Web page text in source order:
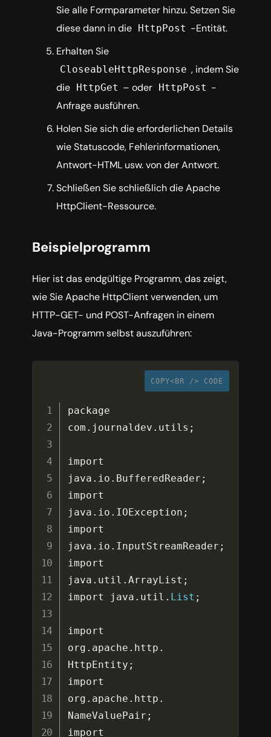
Sie alle Formparameter hinzu. Setzen Sie
diese dann in die
HttpPost -Entität.
Erhalten Sie
CloseableHttpResponse , indem Sie
die
HttpGet – oder HttpPost -
Anfrage ausführen.
Holen Sie sich die erforderlichen Details
wie Statuscode, Fehlerinformationen,
Antwort-HTML usw. von der Antwort.
Schließen Sie schließlich die Apache
HttpClient-Ressource.
Beispielprogramm
Hier ist das endgültige Programm, das zeigt,
wie Sie Apache HttpClient verwenden, um
HTTP-GET- und POST-Anfragen in einem
Java-Programm selbst auszuführen:
COPY<BR /> CODE
package
com . journaldev . utils ;
import
java . io . BufferedReader ;
import
java . io . IOException ;
import
java . io . InputStreamReader ;
import
java . util .ArrayList ;
import java . util . List ;
import
org . apache . http .
HttpEntity ;
import
org . apache . http .
NameValuePair ;
import